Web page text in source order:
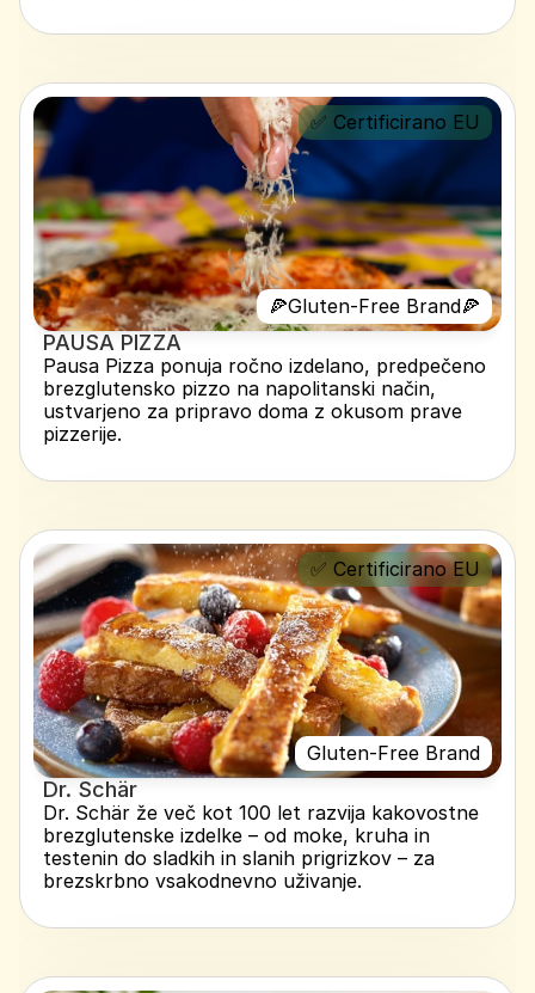
🍕Gluten-Free Brand🍕
✅ Certificirano EU
PAUSA PIZZA
Pausa Pizza ponuja ročno izdelano, predpečeno
brezglutensko pizzo na napolitanski način,
ustvarjeno za pripravo doma z okusom prave
pizzerije.
Gluten-Free Brand
✅ Certificirano EU
Dr. Schär
Dr. Schär že več kot 100 let razvija kakovostne
brezglutenske izdelke – od moke, kruha in
testenin do sladkih in slanih prigrizkov – za
brezskrbno vsakodnevno uživanje.